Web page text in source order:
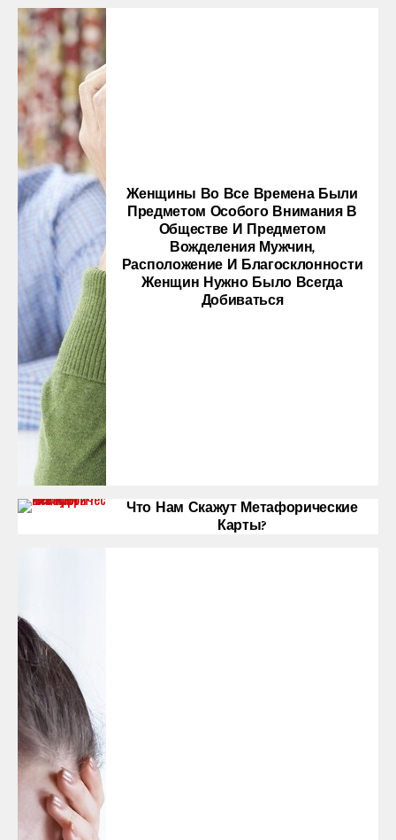
Женщины Во Все Времена Были
Предметом Особого Внимания В
Обществе И Предметом
Вожделения Мужчин,
Расположение И Благосклонности
Женщин Нужно Было Всегда
Добиваться
Что Нам Скажут Метафорические
Карты?